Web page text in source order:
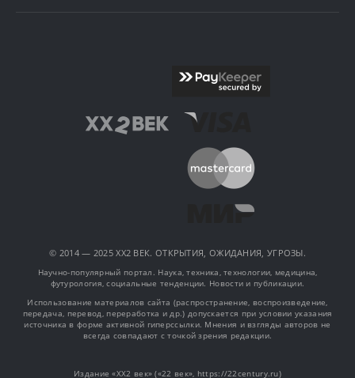
© 2014 — 2025 XX2 ВЕК. ОТКРЫТИЯ, ОЖИДАНИЯ, УГРОЗЫ.
Научно-популярный портал. Наука, техника, технологии, медицина,
футурология, социальные тенденции. Новости и публикации.
Использование материалов сайта (распространение, воспроизведение,
передача, перевод, переработка и др.) допускается при условии указания
источника в форме активной гиперссылки. Мнения и взгляды авторов не
всегда совпадают с точкой зрения редакции.
Издание «XX2 век» («22 век», https://22century.ru)